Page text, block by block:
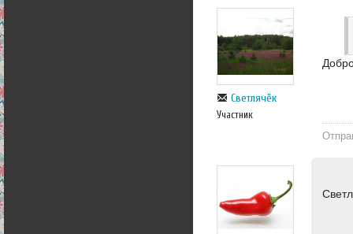
Светлячёк
Участник